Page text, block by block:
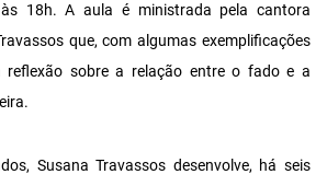
às 18h. A aula é ministrada pela cantora
que, com algumas exemplificações
reflexão sobre a relação entre o fado e a
Susana Travassos desenvolve, há seis